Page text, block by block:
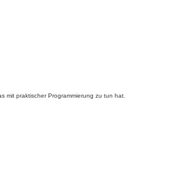
mit praktischer Programmierung zu tun hat.